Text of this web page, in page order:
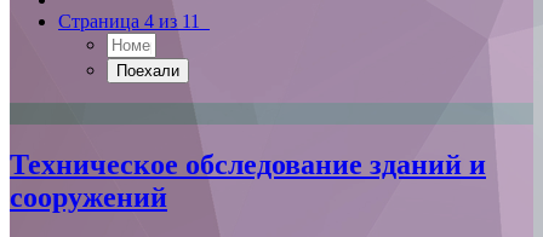
Страница 4 из 11
Техническое обследование зданий и
сооружений